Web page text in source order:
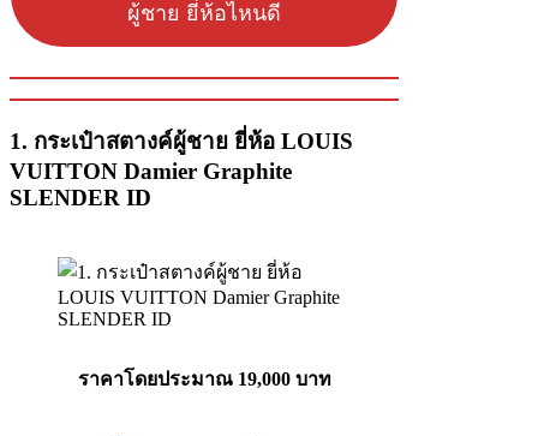
ผู้ชาย ยี่ห้อไหนดี
1. กระเป๋าสตางค์ผู้ชาย ยี่ห้อ LOUIS
VUITTON Damier Graphite
SLENDER ID
ราคาโดยประมาณ 19,000 บาท